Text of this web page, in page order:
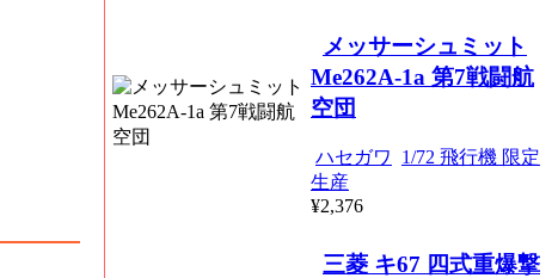
メッサーシュミット
Me262A-1a 第7戦闘航
空団
ハセガワ
1/72 飛行機 限定
生産
¥2,376
三菱 キ67 四式重爆撃